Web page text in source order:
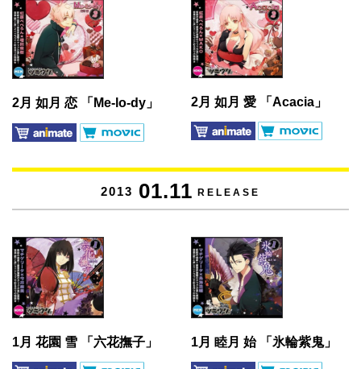
2月 如月 恋 「Me-lo-dy」 2月 如月 愛 「Acacia」
2013 01.11 RELEASE
1月 花園 雪 「六花撫子」 1月 睦月 始 「氷輪紫鬼」